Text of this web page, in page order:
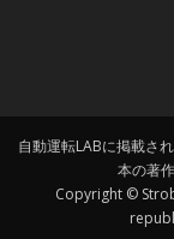
自動運転LABに掲載さ
本の著
Copyright ©